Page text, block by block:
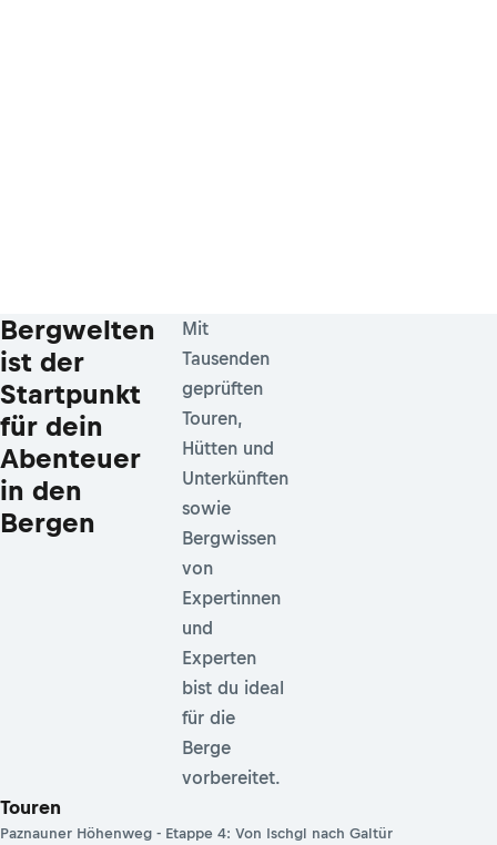
Bergwelten
ist der
Startpunkt
für dein
Abenteuer
in den
Bergen
Mit
Tausenden
geprüften
Touren,
Hütten und
Unterkünften
sowie
Bergwissen
von
Expertinnen
und
Experten
bist du ideal
für die
Berge
vorbereitet.
Touren
Paznauner Höhenweg - Etappe 4: Von Ischgl nach Galtür